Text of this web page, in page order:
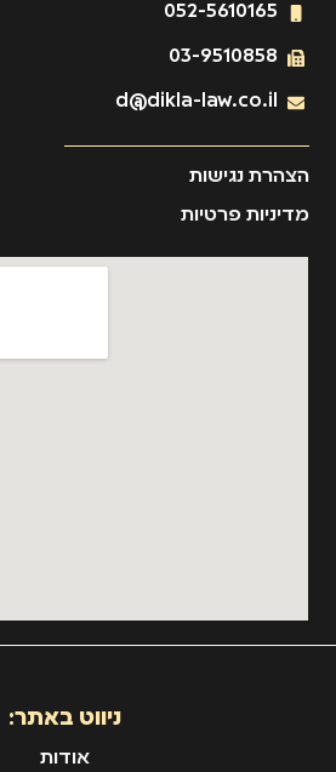
052-5610165
03-9510858
d@dikla-law.co.il
הצהרת נגישות
מדיניות פרטיות
ניווט באתר:
אודות